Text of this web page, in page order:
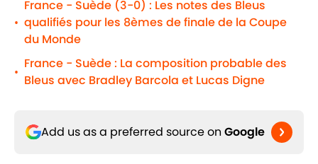
•
France - Suède (3-0) : Les notes des Bleus
qualifiés pour les 8èmes de finale de la Coupe
du Monde
•
France - Suède : La composition probable des
Bleus avec Bradley Barcola et Lucas Digne
Add us as a preferred source on Google